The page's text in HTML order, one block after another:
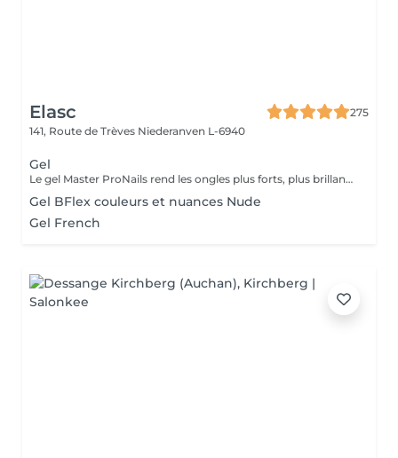
Elasc
275
141, Route de Trèves Niederanven L-6940
Gel
Le gel Master ProNails rend les ongles plus forts, plus brillants et plus résistants. Il s'applique en couches très fines et a une tenue d'environ 3 semaines. Si les ongles sont courts ou rongés, il suffit de les rallonger avec la technique du chablon.
Gel BFlex couleurs et nuances Nude
Gel French